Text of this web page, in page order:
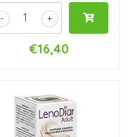
+
-
€16,40